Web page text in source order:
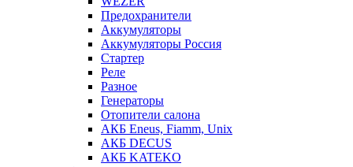
Предохранители
Аккумуляторы
Аккумуляторы Россия
Стартер
Реле
Разное
Генераторы
Отопители салона
АКБ Eneus, Fiamm, Unix
АКБ DECUS
АКБ KATEKO